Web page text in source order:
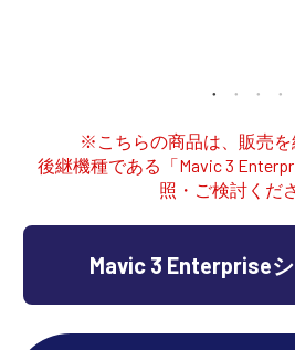
定期配信!
サポート・Q&A / 法人・学生のお客様
取扱店舗一
※こちらの商品は、販売を
後継機種である「Mavic 3
照・ご検討くだ
Mavic 3 Enterprise